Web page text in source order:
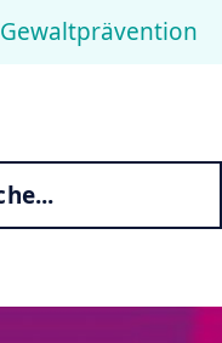
Gewaltprävention